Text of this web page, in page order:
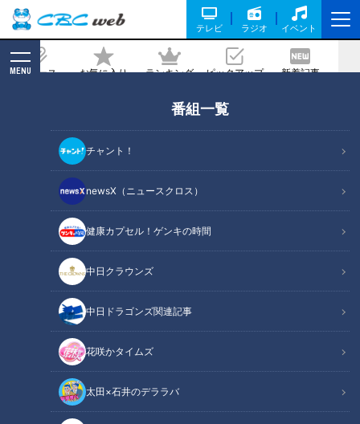
テレビ ラジオ イベント
ニュース お気に入り ランキング ピックアップ 新着記事
MENU
番組一覧
チャント！
newsX（ニュースクロス）
健康カプセル！ゲンキの時間
中日クラウンズ
中日ドラゴンズ関連記事
花咲かタイムズ
太田×石井のデララバ
底紹介！3D海鮮丼＆大人版お子様ラン
チタワー＆究極の石焼きカツカレー
記事に戻る